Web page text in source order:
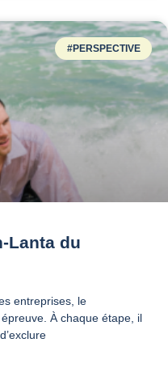
#PERSPECTIVE
Lanta du
entreprises, le
À chaque étape, il